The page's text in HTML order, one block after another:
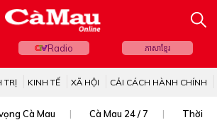
Radio ភាសាខ្មែរ
TRỊ KINH TẾ XÃ HỘI CẢI CÁCH HÀNH CHÍNH
Cà Mau Cà Mau 24 / 7 Thời sự